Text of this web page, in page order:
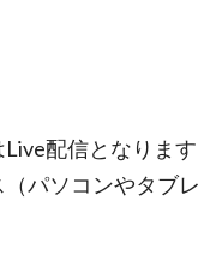
配信となります
パソコンやタブ